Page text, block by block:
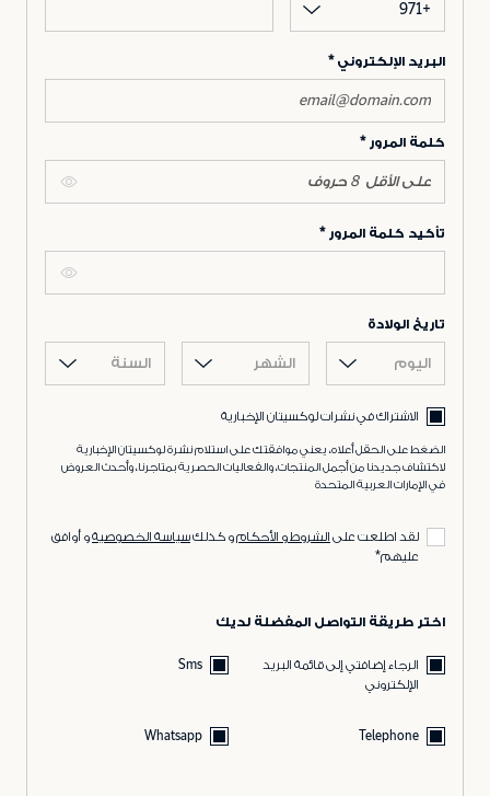
+971
البريد الإلكتروني
كلمة المرور
تأكيد كلمة المرور
تاريخ الولادة
اليوم الشهر السنة
الاشتراك في نشرات لوكسيتان الإخبارية
الضغط على الحقل أعلاه، يعني موافقتك على استلام نشرة لوكسيتان الإخبارية
لاكتشاف جديدنا من أجمل المنتجات، والفعاليات الحصرية بمتاجرنا، وأحدث العروض
في الإمارات العربية المتحدة
لقد اطلعت على الشروط و الأحكامو كذلكسياسة الخصوصيةو أوافق
عليهم*
اختر طريقة التواصل المفضلة لديك
الرجاء إضافتي إلى قائمة البريد
الإلكتروني
Sms
Telephone
Whatsapp